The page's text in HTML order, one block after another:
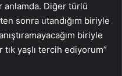
anlamda. Diğer türlü
sonra utandığım biriyle
biriyle
yaşlı tercih ediyorum”